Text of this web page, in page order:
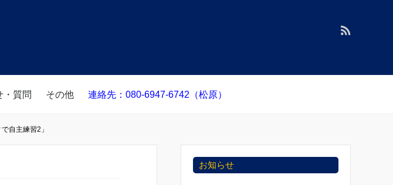
・質問 その他 連絡先：080-6947-6742（松原）
自主練習2」
お知らせ